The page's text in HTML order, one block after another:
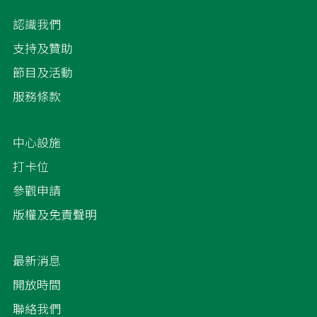
認識我們
支持及贊助
節目及活動
服務條款
中心設施
打卡位
參觀申請
版權及免責聲明
最新消息
開放時間
聯絡我們